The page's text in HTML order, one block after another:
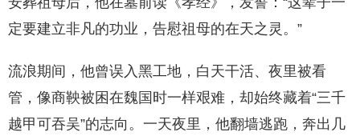
定要建立非凡的功业，告慰祖母的在天之灵。”
流浪期间，他曾误入黑工地，白天干活、夜里被看
管，像商鞅被困在魏国时一样艰难，却始终藏着“三千
越甲可吞吴”的志向。一天夜里，他翻墙逃跑，奔出几